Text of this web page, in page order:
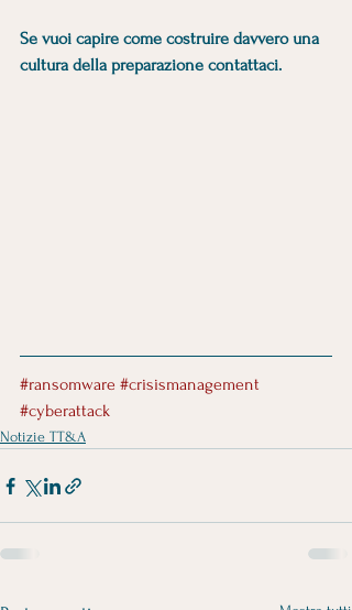
Se vuoi capire come costruire davvero una
cultura della preparazione contattaci.
#ransomware #crisismanagement
#cyberattack
Notizie TT&A